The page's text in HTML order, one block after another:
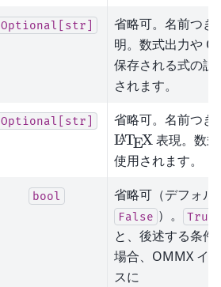
Optional[str]
省略可。名前つき
明。数式出力や
保存される式の説
されます。
Optional[str]
省略可。名前つき
\LaTeX
LATEX表現。数
使用されます。
bool 省略可（デフォル
False ）。 True
と、後述する条件
場合、OMMX イ
スに